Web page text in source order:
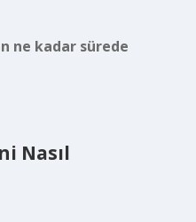
ne kadar sürede
Nasıl